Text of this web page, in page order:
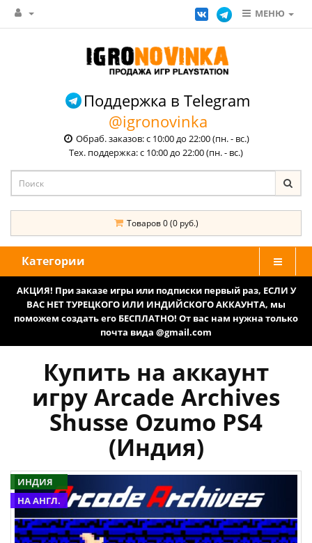
МЕНЮ
Поддержка в Telegram
@igronovinka
Обраб. заказов: с 10:00 до 22:00 (пн. - вс.)
Тех. поддержка: с 10:00 до 22:00 (пн. - вс.)
Товаров 0 (0 руб.)
Категории
АКЦИЯ! При заказе игры или подписки первый раз, ЕСЛИ У
ВАС НЕТ ТУРЕЦКОГО ИЛИ ИНДИЙСКОГО АККАУНТА, мы
поможем создать его БЕСПЛАТНО! От вас нам нужна только
почта вида @gmail.com
Купить на аккаунт
игру Arcade Archives
Shusse Ozumo PS4
(Индия)
ИНДИЯ
НА АНГЛ.